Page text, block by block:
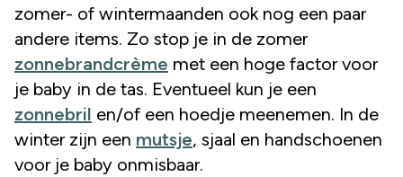
zomer- of wintermaanden ook nog een paar
andere items. Zo stop je in de zomer
zonnebrandcrème met een hoge factor voor
je baby in de tas. Eventueel kun je een
zonnebril en/of een hoedje meenemen. In de
winter zijn een mutsje, sjaal en handschoenen
voor je baby onmisbaar.